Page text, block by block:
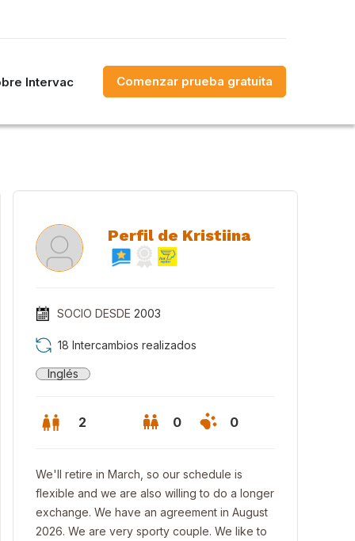
Intervac Comenzar prueba gratuita
Perfil de Kristiina
SOCIO DESDE 2003
18 Intercambios realizados
Inglés
2 0 0
We'll retire in March, so our schedule is
flexible and we are also willing to do a longer
exchange. We have an agreement in August
2026. We are very sporty couple. We like to